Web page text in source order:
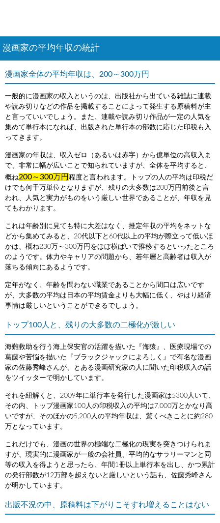
漫画家の平均年収の統計
漫画家全体の平均年収は、200～300万円
一般的に漫画家の収入というのは、出版社から出ている雑誌に連載
や読み切りなどの作品を掲載することによって発生する原稿料が主
と言っていいでしょう。また、連載や読み切り作品が一定の人気を
集めて単行本になれば、出版された単行本の部数に応じた印税も入
ってきます。
漫画家の年収は、収入ゼロ（あるいは赤字）から億単位の高収入ま
で、非常に幅が広いことで知られていますが、全体を平均すると、
概ね200～300万円 程度と言われます。トップの人の平均は印税だ
けでも何千万単位となりますが、残りの大多数は200万円前後と言
われ、人気と実力がものをいう厳しい世界であることが、年収を見
てもわかります。
これは年齢別に見ても特に大差はなく、推定年収の平均をネットな
どから集めてみると、20代以下と60代以上の平均が際立って低いほ
かは、概ね230万～300万円をほぼ横ばいで推移するといったところ
のようです。体力やキャリアの問題から、若年層と高齢者は収入が
落ちる傾向にあるようです。
定年がなく、年齢を問わない職業であることから間口は広いです
が、大多数の平均は日本の平均賃金よりも大幅に低く、やはり経済
事情は厳しいということができるでしょう。
トップ100人と、残りの大多数の二極化が激しい
海難救助を行う海上保安官の活躍を描いた『海猿』、医療現場での
葛藤や苦悩を描いた『ブラックジャックによろしく』で有名な漫画
家の佐藤秀峰さんが、とある漫画研究家の人に聞いた印税収入の話
をツイッターで明かしています。
それを紐解くと、2009年に単行本を発行した漫画家は5300人いて、
その内、トップ漫画家100人の印税収入の平均は7,000万とかなり高
いですが、そのほかの5,200人の平均年収は、驚くべきことに約280
万となっています。
これだけでも、漫画の世界の極端な二極化の現実を突きつけられま
すが、現実的に漫画家が一般の会社員、平均的なサラリーマンと同
等の収入を得ようと思ったら、年間1冊以上単行本を出し、かつ累計
の発行部数が12万部を超えないと厳しいという話も、佐藤秀峰さん
が明かしています。
出版不況の中、原稿料は下がりこそすれ増えることはない